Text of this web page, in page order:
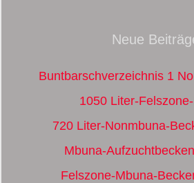
Neue
Buntbarschverzeichnis 1
1050 Liter-
720 Liter-Nonmbuna-
Mbuna-
Felszone-Mbuna-